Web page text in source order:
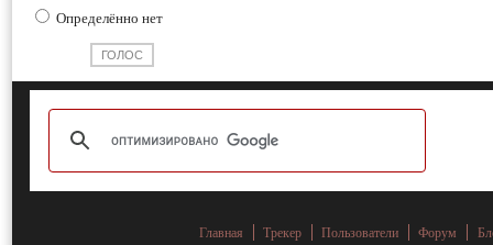
Определённо нет
Главная Трекер Пользователи Форум